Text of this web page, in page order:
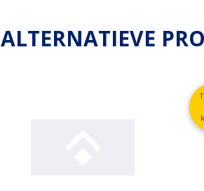
ALTERNATIEVE